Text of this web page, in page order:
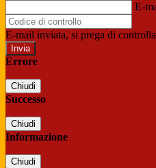
E-
E-mail inviata, si prega di
Errore
Chiudi
Successo
Chiudi
Informazione
Chiudi